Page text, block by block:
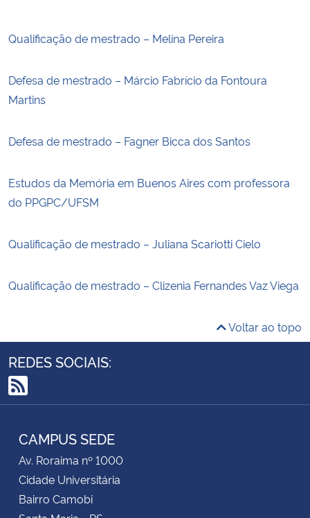
Qualificação de mestrado – Melina Pereira
Defesa de mestrado – Márcio Fabrício da Fontoura
Martins
Defesa de mestrado – Fagner Bicca dos Santos
Estudos da Memória em Buenos Aires com professora
do PPGPC/UFSM
Qualificação de mestrado – Juliana Scariotti Cielo
Qualificação de mestrado – Clizenia Fernandes Vaz Viega
Voltar ao topo
REDES SOCIAIS:
RSS
CAMPUS SEDE
Av. Roraima nº 1000
Cidade Universitária
Bairro Camobi